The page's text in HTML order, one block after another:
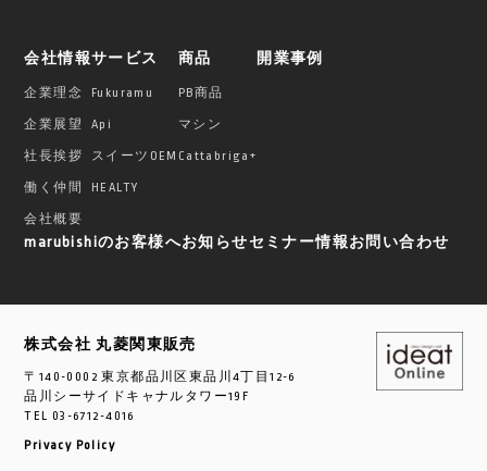
会社情報
企業理念
企業展望
社長挨拶
働く仲間
会社概要
サービス
Fukuramu
Api
スイーツOEM
HEALTY
商品
PB商品
マシン
Cattabriga+
開業事例
marubishiのお客様へお知らせセミナー情報 お問い合わせ
株式会社 丸菱関東販売
〒140-0002 東京都品川区東品川4丁目12-6
品川シーサイドキャナルタワー19F
TEL 03-6712-4016
Privacy Policy